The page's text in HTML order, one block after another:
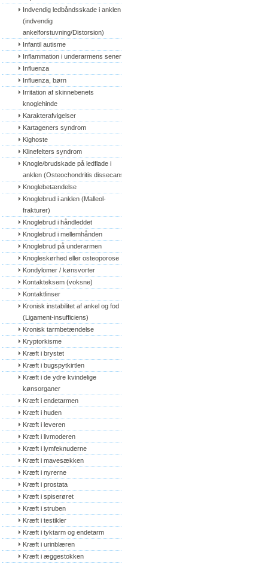
Indvendig ledbåndsskade i anklen
(indvendig
ankelforstuvning/Distorsion)
Infantil autisme
Inflammation i underarmens sener
Influenza
Influenza, børn
Irritation af skinnebenets
knoglehinde
Karakterafvigelser
Kartageners syndrom
Kighoste
Klinefelters syndrom
Knogle/brudskade på ledflade i
anklen (Osteochondritis dissecans)
Knoglebetændelse
Knoglebrud i anklen (Malleol-
frakturer)
Knoglebrud i håndleddet
Knoglebrud i mellemhånden
Knoglebrud på underarmen
Knogleskørhed eller osteoporose
Kondylomer / kønsvorter
Kontakteksem (voksne)
Kontaktlinser
Kronisk instabilitet af ankel og fod
(Ligament-insufficiens)
Kronisk tarmbetændelse
Kryptorkisme
Kræft i brystet
Kræft i bugspytkirtlen
Kræft i de ydre kvindelige
kønsorganer
Kræft i endetarmen
Kræft i huden
Kræft i leveren
Kræft i livmoderen
Kræft i lymfeknuderne
Kræft i mavesækken
Kræft i nyrerne
Kræft i prostata
Kræft i spiserøret
Kræft i struben
Kræft i testikler
Kræft i tyktarm og endetarm
Kræft i urinblæren
Kræft i æggestokken